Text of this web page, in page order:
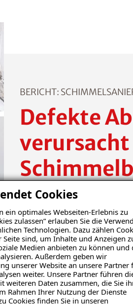
Cookies
ein optimales Webseiten-Erlebnis zu
zulassen” erlauben Sie die
Technologien. Dazu zählen
sind, um Inhalte und Anzeigen
Medien anbieten zu können und
Außerdem geben wir
unserer Website an unsere Partner
weiter. Unsere Partner führen
Daten zusammen, die Sie
Rahmen Ihrer Nutzung der Dienste
Cookies finden Sie in unseren
BERICHT:
Defekte
Schon nach kurzer Zeit kam
Vorschein. Da das
entfernte die Familie die
Tapete war bereits eine Folie
isolieren. Kurz darauf fand
Fachbetrieb von ISOTEC statt.